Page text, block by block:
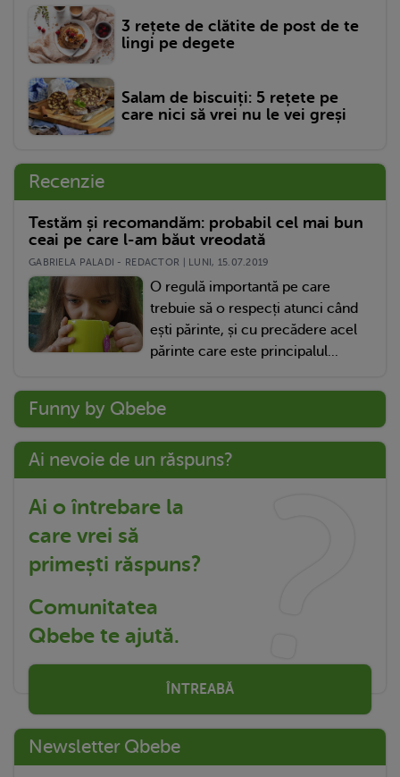
3 rețete de clătite de post de te
lingi pe degete
Salam de biscuiți: 5 rețete pe
care nici să vrei nu le vei greși
Recenzie
Testăm și recomandăm: probabil cel mai bun
ceai pe care l-am băut vreodată
GABRIELA PALADI - REDACTOR | LUNI, 15.07.2019
O regulă importantă pe care
trebuie să o respecți atunci când
ești părinte, și cu precădere acel
părinte care este principalul...
Funny by Qbebe
Ai nevoie de un răspuns?
Ai o întrebare la
care vrei să
primești răspuns?
Comunitatea
Qbebe te ajută.
ÎNTREABĂ
Newsletter Qbebe